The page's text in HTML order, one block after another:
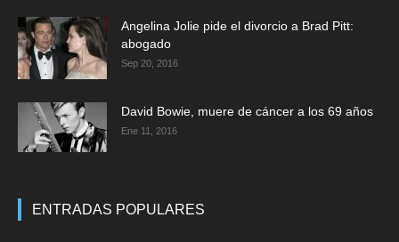
Angelina Jolie pide el divorcio a Brad Pitt:
abogado
Sep 20, 2016
David Bowie, muere de cáncer a los 69 años
Ene 11, 2016
ENTRADAS POPULARES